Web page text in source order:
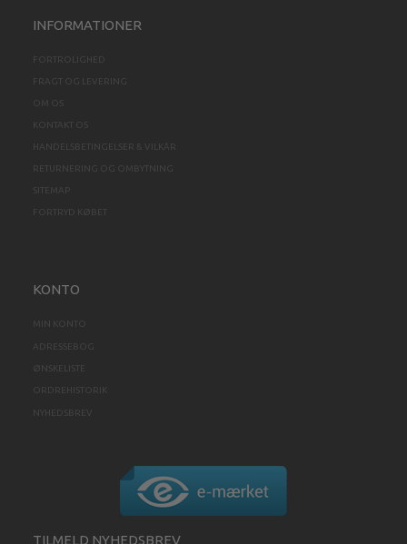
INFORMATIONER
FORTROLIGHED
FRAGT OG LEVERING
OM OS
KONTAKT OS
HANDELSBETINGELSER & VILKÅR
RETURNERING OG OMBYTNING
SITEMAP
FORTRYD KØBET
KONTO
MIN KONTO
ADRESSEBOG
ØNSKELISTE
ORDREHISTORIK
NYHEDSBREV
TILMELD NYHEDSBREV